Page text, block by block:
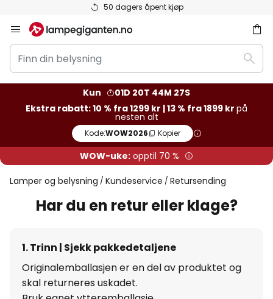
50 dagers åpent kjøp
Hopp
til
innhold
Finn
din
belysning
Søk
Kun
01D 20T 44M 26S
Ekstra rabatt: 10 % fra 1299 kr | 13 % fra 1899 kr på
nesten alt
Kode:WOW2026 Kopier
WOW-uke: opptil 70 %
Lamper og belysning Kundeservice Retursending
Har du en retur eller klage?
1. Trinn | Sjekk pakkedetaljene
Originalemballasjen er en del av produktet og
skal returneres uskadet.